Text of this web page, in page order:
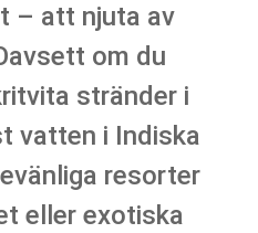
– att njuta av
om du
stränder i
vatten i Indiska
resorter
eller exotiska